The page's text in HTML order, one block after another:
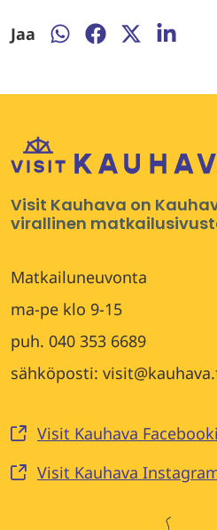
Jaa
Jaa
Jaa
Jaa
Jaa
Visit Kauhava on
virallinen
Matkailuneuvonta
ma-pe klo 9-15
puh. 040 353 6689
sähköposti:
Visit Kauhava
Visit Kauhava